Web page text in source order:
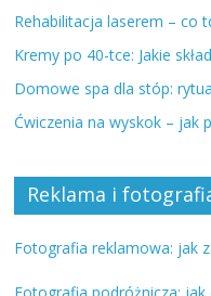
Rehabilitacja laserem – co
Kremy po 40-tce: Jakie
Domowe spa dla stóp:
Ćwiczenia na wyskok – jak
Reklama i
Fotografia reklamowa: jak